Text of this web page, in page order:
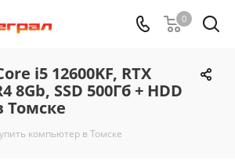
0
i5 12600KF, RTX
8Gb, SSD 500Гб + HDD
Томске
компьютер в Томске